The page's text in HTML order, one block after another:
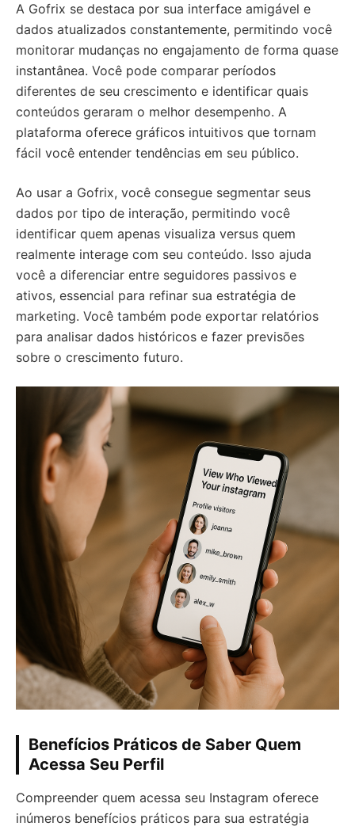
A Gofrix se destaca por sua interface amigável e
dados atualizados constantemente, permitindo você
monitorar mudanças no engajamento de forma quase
instantânea. Você pode comparar períodos
diferentes de seu crescimento e identificar quais
conteúdos geraram o melhor desempenho. A
plataforma oferece gráficos intuitivos que tornam
fácil você entender tendências em seu público.
Ao usar a Gofrix, você consegue segmentar seus
dados por tipo de interação, permitindo você
identificar quem apenas visualiza versus quem
realmente interage com seu conteúdo. Isso ajuda
você a diferenciar entre seguidores passivos e
ativos, essencial para refinar sua estratégia de
marketing. Você também pode exportar relatórios
para analisar dados históricos e fazer previsões
sobre o crescimento futuro.
Benefícios Práticos de Saber Quem
Acessa Seu Perfil
Compreender quem acessa seu Instagram oferece
inúmeros benefícios práticos para sua estratégia